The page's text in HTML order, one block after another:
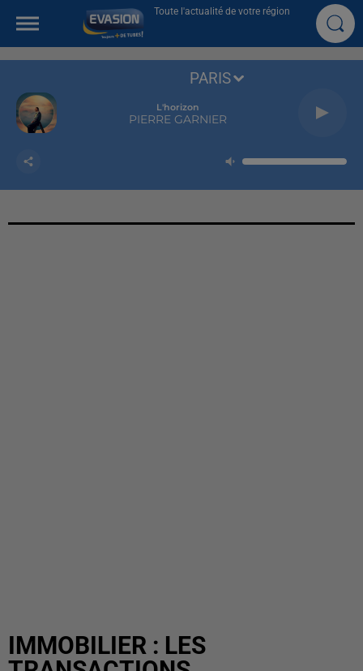
Toute l'actualité de votre région
L'horizon
PIERRE GARNIER
PARIS
IMMOBILIER : LES